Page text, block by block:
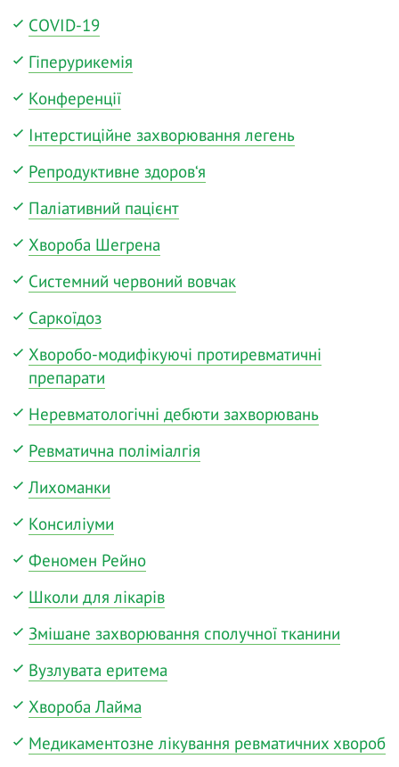
COVID-19
Гіперурикемія
Конференції
Інтерстиційне захворювання легень
Репродуктивне здоров‘я
Паліативний пацієнт
Хвороба Шегрена
Системний червоний вовчак
Саркоїдоз
Хворобо-модифікуючі протиревматичні
препарати
Неревматологічні дебюти захворювань
Ревматична поліміалгія
Лихоманки
Консиліуми
Феномен Рейно
Школи для лікарів
Змішане захворювання сполучної тканини
Вузлувата еритема
Хвороба Лайма
Медикаментозне лікування ревматичних хвороб